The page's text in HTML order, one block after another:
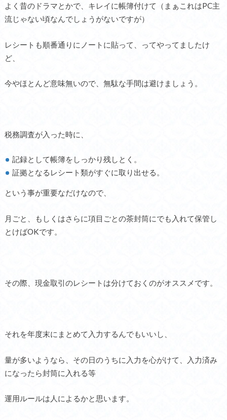
よく昔のドラマとかで、キレイに帳簿付けて（まぁこれはPC主
流じゃない頃なんでしょうがないですが）
レシートも順番通りにノートに貼って、ってやってましたけ
ど、
今やほとんど意味無いので、無駄な手間は避けましょう。
税務調査が入った時に、
記録として帳簿をしっかり残しとく。
証拠となるレシート類がすぐに取り出せる。
という事が重要なだけなので、
月ごと、もしくはさらに項目ごとの茶封筒にでも入れて保管し
とけばOKです。
その際、現金取引のレシートは分けておくのがオススメです。
それを年度末にまとめて入力するんでもいいし、
量が多いようなら、その日のうちに入力を心がけて、入力済み
になったら封筒に入れる等
運用ルールは人によるかと思います。